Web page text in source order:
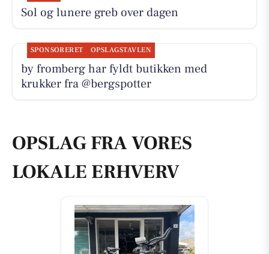
Sol og lunere greb over dagen
SPONSORERET OPSLAGSTAVLEN
by fromberg har fyldt butikken med
krukker fra @bergspotter
OPSLAG FRA VORES
LOKALE ERHVERV